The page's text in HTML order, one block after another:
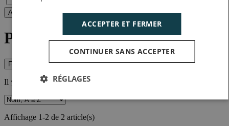
Appliquer
Pièces entières à trancher
Filtrer
Il y a 2 produits.
Affichage 1-2 de 2 article(s)
ACCEPTER ET FERMER
CONTINUER SANS ACCEPTER
RÉGLAGES